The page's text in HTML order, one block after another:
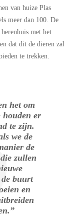
van huize Plas
meer dan 100. De
met het
dat dit de dieren zal
te trekken.
het om
houden er
te zijn.
we de
de
zullen
buurt
en